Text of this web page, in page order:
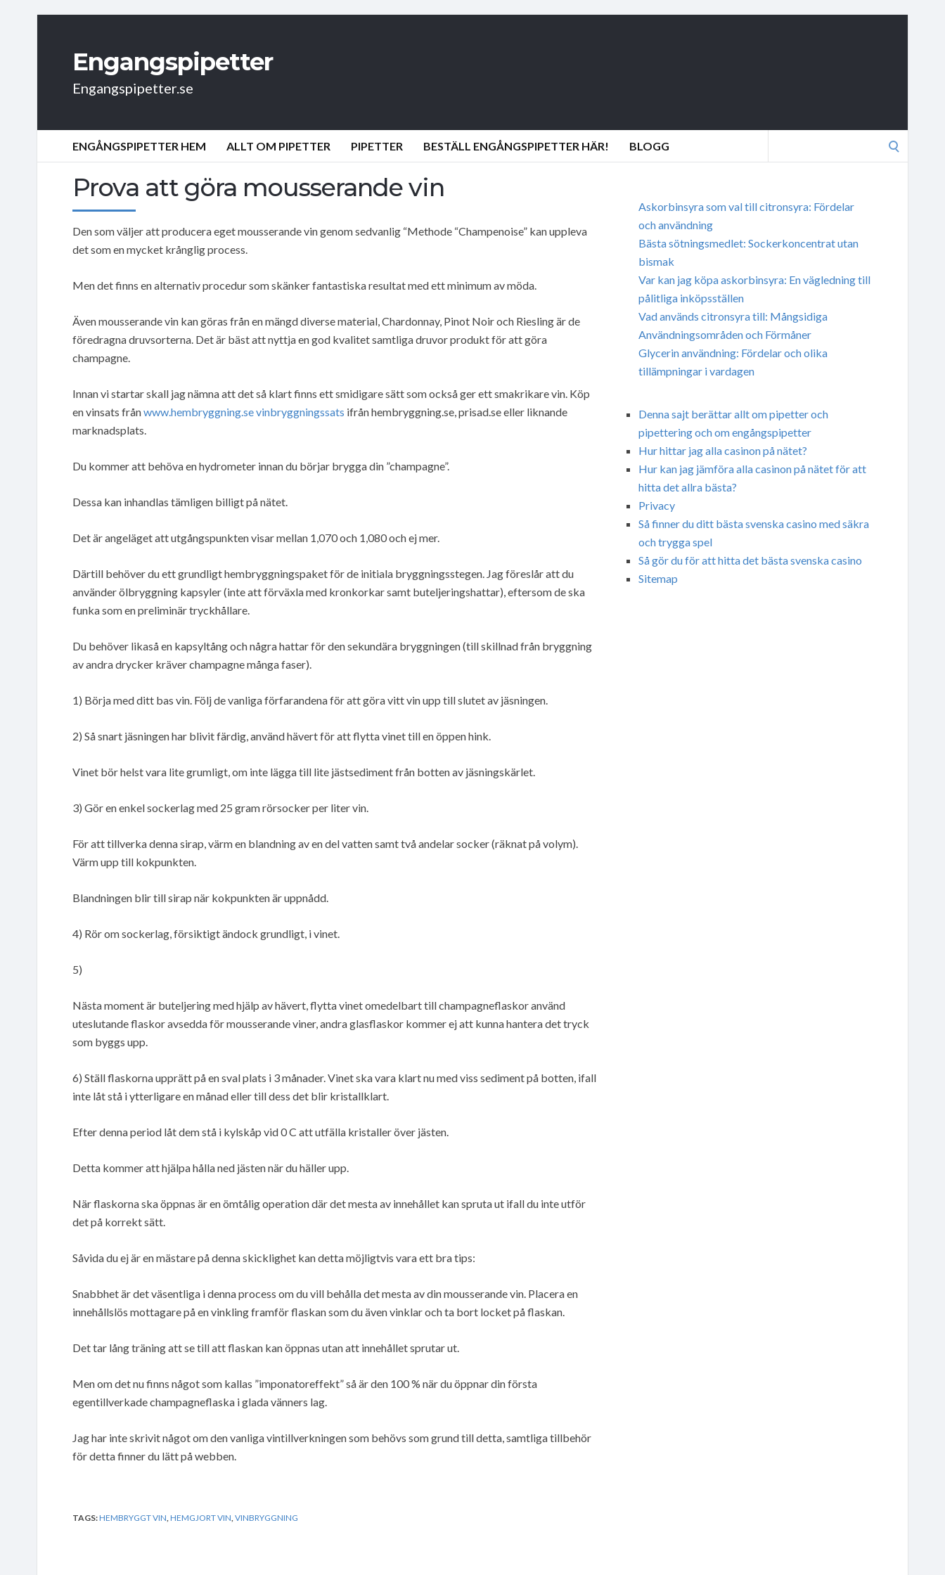
Engangspipetter
Engangspipetter.se
ENGÅNGSPIPETTER HEM ALLT OM PIPETTER PIPETTER BESTÄLL ENGÅNGSPIPETTER HÄR! BLOGG
Prova att göra mousserande vin
Den som väljer att producera eget mousserande vin genom sedvanlig “Methode “Champenoise” kan uppleva
det som en mycket krånglig process.
Men det finns en alternativ procedur som skänker fantastiska resultat med ett minimum av möda.
Även mousserande vin kan göras från en mängd diverse material, Chardonnay, Pinot Noir och Riesling är de
föredragna druvsorterna. Det är bäst att nyttja en god kvalitet samtliga druvor produkt för att göra
champagne.
Innan vi startar skall jag nämna att det så klart finns ett smidigare sätt som också ger ett smakrikare vin. Köp
en vinsats frånwww.hembryggning.se vinbryggningssats ifrån hembryggning.se, prisad.se eller liknande
marknadsplats.
Du kommer att behöva en hydrometer innan du börjar brygga din ”champagne”.
Dessa kan inhandlas tämligen billigt på nätet.
Det är angeläget att utgångspunkten visar mellan 1,070 och 1,080 och ej mer.
Därtill behöver du ett grundligt hembryggningspaket för de initiala bryggningsstegen. Jag föreslår att du
använder ölbryggning kapsyler (inte att förväxla med kronkorkar samt buteljeringshattar), eftersom de ska
funka som en preliminär tryckhållare.
Du behöver likaså en kapsyltång och några hattar för den sekundära bryggningen (till skillnad från bryggning
av andra drycker kräver champagne många faser).
1) Börja med ditt bas vin. Följ de vanliga förfarandena för att göra vitt vin upp till slutet av jäsningen.
2) Så snart jäsningen har blivit färdig, använd hävert för att flytta vinet till en öppen hink.
Vinet bör helst vara lite grumligt, om inte lägga till lite jästsediment från botten av jäsningskärlet.
3) Gör en enkel sockerlag med 25 gram rörsocker per liter vin.
För att tillverka denna sirap, värm en blandning av en del vatten samt två andelar socker (räknat på volym).
Värm upp till kokpunkten.
Blandningen blir till sirap när kokpunkten är uppnådd.
4) Rör om sockerlag, försiktigt ändock grundligt, i vinet.
5)
Nästa moment är buteljering med hjälp av hävert, flytta vinet omedelbart till champagneflaskor använd
uteslutande flaskor avsedda för mousserande viner, andra glasflaskor kommer ej att kunna hantera det tryck
som byggs upp.
6) Ställ flaskorna upprätt på en sval plats i 3 månader. Vinet ska vara klart nu med viss sediment på botten, ifall
inte låt stå i ytterligare en månad eller till dess det blir kristallklart.
Efter denna period låt dem stå i kylskåp vid 0 C att utfälla kristaller över jästen.
Detta kommer att hjälpa hålla ned jästen när du häller upp.
När flaskorna ska öppnas är en ömtålig operation där det mesta av innehållet kan spruta ut ifall du inte utför
det på korrekt sätt.
Såvida du ej är en mästare på denna skicklighet kan detta möjligtvis vara ett bra tips:
Snabbhet är det väsentliga i denna process om du vill behålla det mesta av din mousserande vin. Placera en
innehållslös mottagare på en vinkling framför flaskan som du även vinklar och ta bort locket på flaskan.
Det tar lång träning att se till att flaskan kan öppnas utan att innehållet sprutar ut.
Men om det nu finns något som kallas ”imponatoreffekt” så är den 100 % när du öppnar din första
egentillverkade champagneflaska i glada vänners lag.
Jag har inte skrivit något om den vanliga vintillverkningen som behövs som grund till detta, samtliga tillbehör
för detta finner du lätt på webben.
TAGS:HEMBRYGGT VIN HEMGJORT VIN VINBRYGGNING
Askorbinsyra som val till citronsyra: Fördelar
och användning
Bästa sötningsmedlet: Sockerkoncentrat utan
bismak
Var kan jag köpa askorbinsyra: En vägledning till
pålitliga inköpsställen
Vad används citronsyra till: Mångsidiga
Användningsområden och Förmåner
Glycerin användning: Fördelar och olika
tillämpningar i vardagen
Denna sajt berättar allt om pipetter och
pipettering och om engångspipetter
Hur hittar jag alla casinon på nätet?
Hur kan jag jämföra alla casinon på nätet för att
hitta det allra bästa?
Privacy
Så finner du ditt bästa svenska casino med säkra
och trygga spel
Så gör du för att hitta det bästa svenska casino
Sitemap